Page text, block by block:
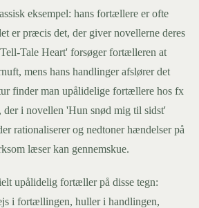
eksempel: hans fortællere er ofte
er præcis det, der giver novellerne deres
Tale Heart' forsøger fortælleren at
mens hans handlinger afslører det
finder man upålidelige fortællere hos fx
i novellen 'Hun snød mig til sidst'
rationaliserer og nedtoner hændelser på
læser kan gennemskue.
upålidelig fortæller på disse tegn:
i fortællingen, huller i handlingen,